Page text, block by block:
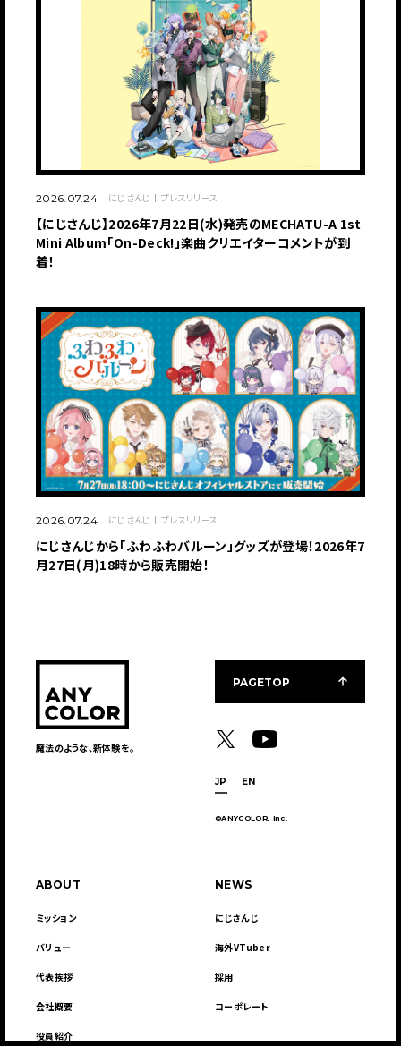
2026.07.24 にじさんじ プレスリリース
【にじさんじ】2026年7月22日(水)発売のMECHATU-A 1st
Mini Album「On-Deck!」楽曲クリエイターコメントが到
着！
2026.07.24 にじさんじ プレスリリース
にじさんじから「ふわふわバルーン」グッズが登場！2026年7
月27日(月)18時から販売開始！
魔法のような、新体験を。
JP EN
©ANYCOLOR, Inc.
ABOUT
ミッション
バリュー
代表挨拶
会社概要
役員紹介
NEWS
にじさんじ
海外VTuber
採用
コーポレート
PAGETOP